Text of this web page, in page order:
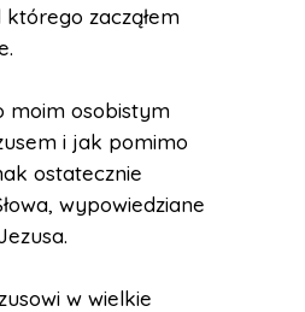
zacząłem
moim osobistym
i jak pomimo
ostatecznie
wypowiedziane
w wielkie